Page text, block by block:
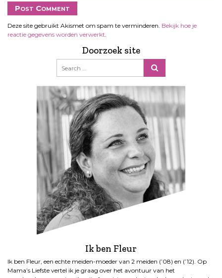
Deze site gebruikt Akismet om spam te verminderen. Bekijk hoe je
reactie gegevens worden verwerkt.
Doorzoek site
Ik ben Fleur
Ik ben Fleur, een echte meiden-moeder van 2 meiden (’08) en (’12). Op
Mama’s Liefste vertel ik je graag over het avontuur van het